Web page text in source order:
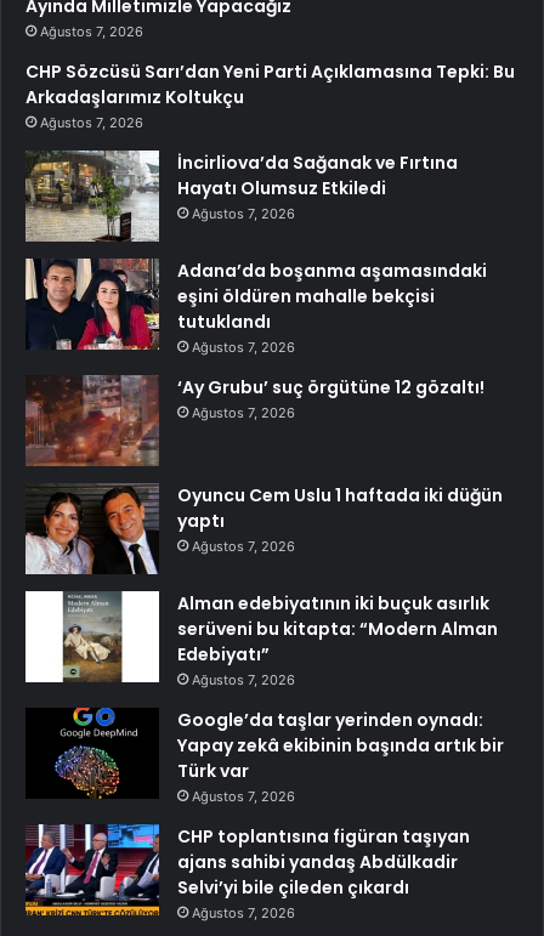
Ayında Milletimizle Yapacağız
Ağustos 7, 2026
CHP Sözcüsü Sarı’dan Yeni Parti Açıklamasına Tepki: Bu
Arkadaşlarımız Koltukçu
Ağustos 7, 2026
İncirliova’da Sağanak ve Fırtına
Hayatı Olumsuz Etkiledi
Ağustos 7, 2026
Adana’da boşanma aşamasındaki
eşini öldüren mahalle bekçisi
tutuklandı
Ağustos 7, 2026
‘Ay Grubu’ suç örgütüne 12 gözaltı!
Ağustos 7, 2026
Oyuncu Cem Uslu 1 haftada iki düğün
yaptı
Ağustos 7, 2026
Alman edebiyatının iki buçuk asırlık
serüveni bu kitapta: “Modern Alman
Edebiyatı”
Ağustos 7, 2026
Google’da taşlar yerinden oynadı:
Yapay zekâ ekibinin başında artık bir
Türk var
Ağustos 7, 2026
CHP toplantısına figüran taşıyan
ajans sahibi yandaş Abdülkadir
Selvi’yi bile çileden çıkardı
Ağustos 7, 2026